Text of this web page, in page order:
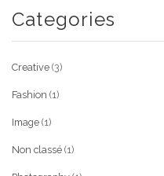
Categories
Creative (3)
Fashion (1)
Image (1)
Non classé (1)